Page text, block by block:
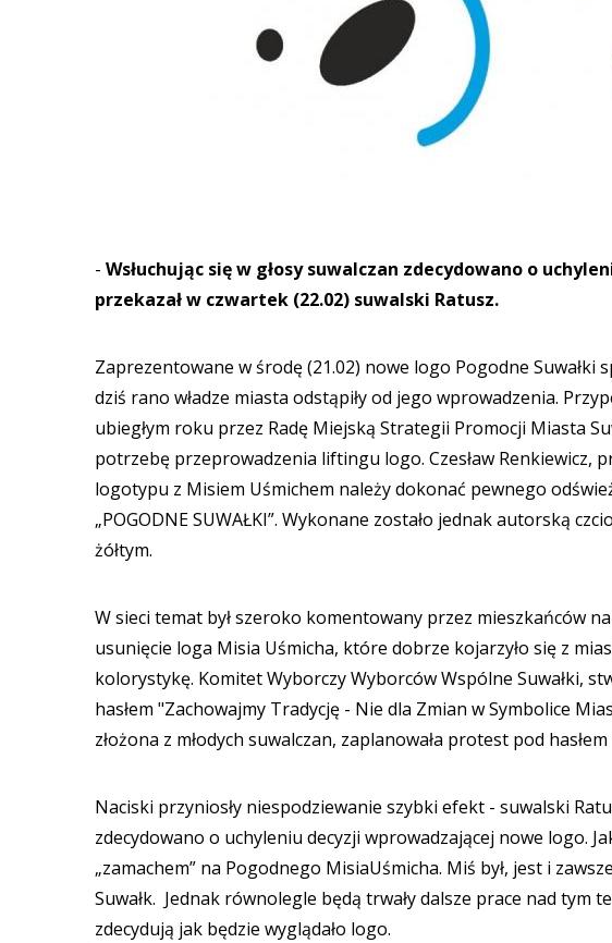
- Wsłuchując się w głosy suwalczan zdecydowano o
przekazał w czwartek (22.02) suwalski Ratusz.
Zaprezentowane w środę (21.02) nowe logo Pogodne Suwałki
dziś rano władze miasta odstąpiły od jego wprowadzenia.
ubiegłym roku przez Radę Miejską Strategii Promocji Miasta
potrzebę przeprowadzenia liftingu logo. Czesław Renkiewicz,
logotypu z Misiem Uśmichem należy dokonać pewnego
„POGODNE SUWAŁKI”. Wykonane zostało jednak autorską
żółtym.
W sieci temat był szeroko komentowany przez mieszkańców
usunięcie loga Misia Uśmicha, które dobrze kojarzyło się z
kolorystykę. Komitet Wyborczy Wyborców Wspólne Suwałki,
hasłem "Zachowajmy Tradycję - Nie dla Zmian w Symbolice
złożona z młodych suwalczan, zaplanowała protest pod
Naciski przyniosły niespodziewanie szybki efekt - suwalski
zdecydowano o uchyleniu decyzji wprowadzającej nowe logo.
„zamachem” na Pogodnego MisiaUśmicha. Miś był, jest i
Suwałk. Jednak równolegle będą trwały dalsze prace nad tym
zdecydują jak będzie wyglądało logo.